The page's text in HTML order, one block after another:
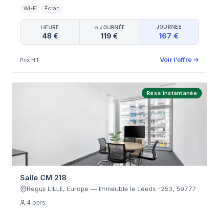
Wi-Fi Écran
HEURE
48 €
½ JOURNÉE
119 €
JOURNÉE
167 €
Prix HT Voir l’offre →
Résa instantanée
Salle CM 218
Regus LILLE, Europe — Immeuble le Leeds -253, 59777
4 pers.